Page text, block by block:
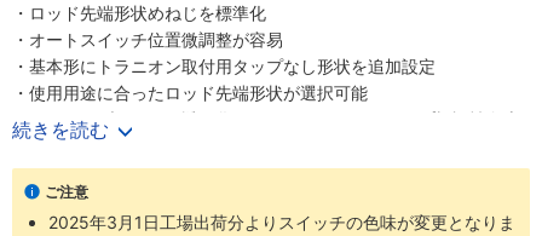
・ロッド先端形状めねじを標準化
・オートスイッチ位置微調整が容易
・基本形にトラニオン取付用タップなし形状を追加設定
・使用用途に合ったロッド先端形状が選択可能
・スイッチブラケット透明化によるインジケータランプ視認性向上
・ロッド先端金具、揺動受け金具付の品番を設定しました
・豊富な取付支持金具
続きを読む
ご注意
2025年3月1日工場出荷分よりスイッチの色味が変更となりま